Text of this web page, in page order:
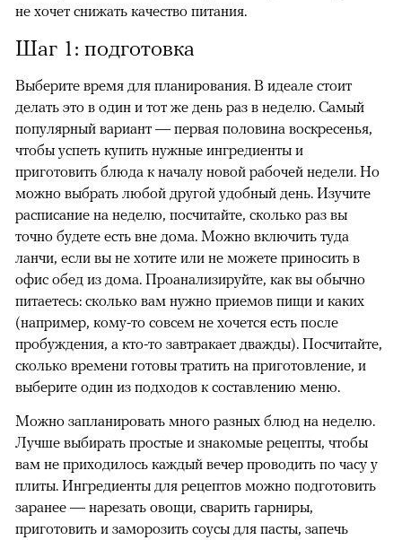
не хочет снижать качество питания.
Шаг 1: подготовка
Выберите время для планирования. В идеале стоит
делать это в один и тот же день раз в неделю. Самый
популярный вариант — первая половина воскресенья,
чтобы успеть купить нужные ингредиенты и
приготовить блюда к началу новой рабочей недели. Но
можно выбрать любой другой удобный день. Изучите
расписание на неделю, посчитайте, сколько раз вы
точно будете есть вне дома. Можно включить туда
ланчи, если вы не хотите или не можете приносить в
офис обед из дома. Проанализируйте, как вы обычно
питаетесь: сколько вам нужно приемов пищи и каких
(например, кому-то совсем не хочется есть после
пробуждения, а кто-то завтракает дважды). Посчитайте,
сколько времени готовы тратить на приготовление, и
выберите один из подходов к составлению меню.
Можно запланировать много разных блюд на неделю.
Лучше выбирать простые и знакомые рецепты, чтобы
вам не приходилось каждый вечер проводить по часу у
плиты. Ингредиенты для рецептов можно подготовить
заранее — нарезать овощи, сварить гарниры,
приготовить и заморозить соусы для пасты, запечь